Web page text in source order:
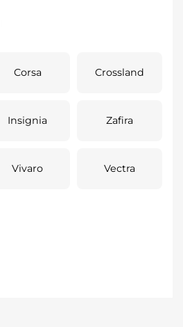
Corsa Crossland
Insignia Zafira
Vivaro Vectra